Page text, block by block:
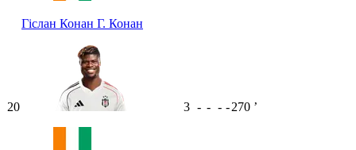
Гіслан Конан Г. Конан
20 3 - - - -270 ʼ